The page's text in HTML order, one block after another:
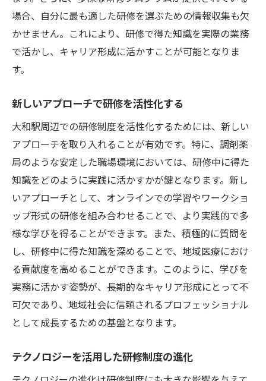
場合、自分に最も適した研修を選ぶための情報収集も欠
かせません。これにより、研修で得た知識を実際の業務
で活かし、キャリア形成に活かすことが可能となりま
す。
新しいアプローチで研修を活性化する
大和駅周辺での研修制度を活性化するためには、新しい
アプローチを取り入れることが有効です。特に、調剤薬
局のような安定した職場環境においては、研修中に得た
知識をどのように実践に活かすかが鍵となります。新し
いアプローチとして、オンラインでの学習やワークショ
ップ形式の研修を組み合わせることで、より実践的で多
様な学びを得ることができます。また、積極的に質問を
し、研修中に得た知識を深めることで、地域医療におけ
る貢献度を高めることができます。このように、学びを
実務に活かす姿勢が、長期的なキャリア形成にとって不
可欠であり、地域社会に信頼されるプロフェッショナル
として成長するための基盤となります。
テクノロジーを活用した研修制度の進化